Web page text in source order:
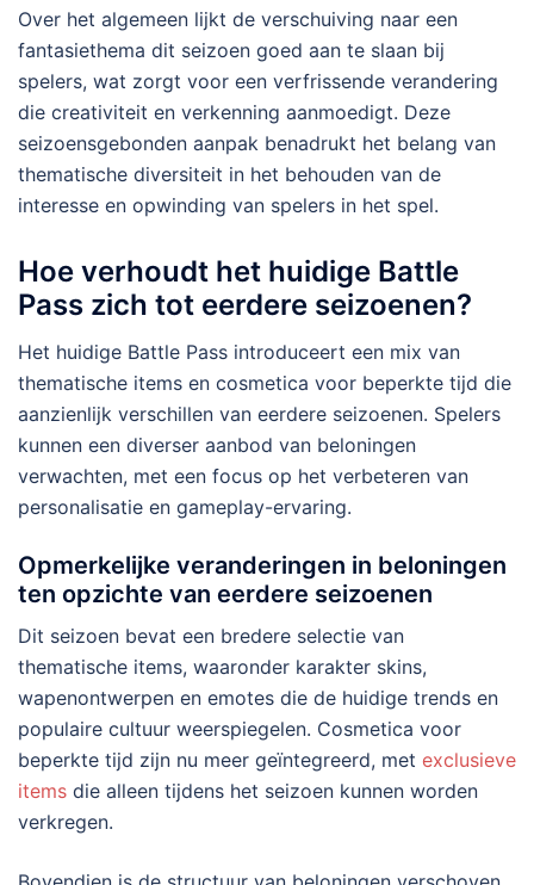
Over het algemeen lijkt de verschuiving naar een
fantasiethema dit seizoen goed aan te slaan bij
spelers, wat zorgt voor een verfrissende verandering
die creativiteit en verkenning aanmoedigt. Deze
seizoensgebonden aanpak benadrukt het belang van
thematische diversiteit in het behouden van de
interesse en opwinding van spelers in het spel.
Hoe verhoudt het huidige Battle
Pass zich tot eerdere seizoenen?
Het huidige Battle Pass introduceert een mix van
thematische items en cosmetica voor beperkte tijd die
aanzienlijk verschillen van eerdere seizoenen. Spelers
kunnen een diverser aanbod van beloningen
verwachten, met een focus op het verbeteren van
personalisatie en gameplay-ervaring.
Opmerkelijke veranderingen in beloningen
ten opzichte van eerdere seizoenen
Dit seizoen bevat een bredere selectie van
thematische items, waaronder karakter skins,
wapenontwerpen en emotes die de huidige trends en
populaire cultuur weerspiegelen. Cosmetica voor
beperkte tijd zijn nu meer geïntegreerd, met exclusieve
items die alleen tijdens het seizoen kunnen worden
verkregen.